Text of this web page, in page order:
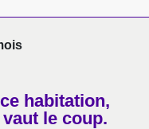
habitation,
le coup.